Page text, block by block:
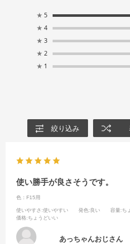
★ 5
★ 4
★ 3
★ 2
★ 1
絞り込み
使い勝手が良さそうです。
色：F15用
使いやすさ :使いやすい 発色:良い 容量:ち
価格:ちょうどいい
あっちゃんおじさん